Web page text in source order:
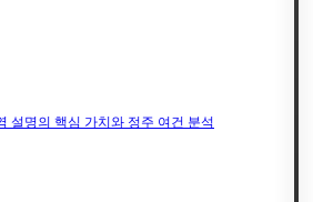
설명의 핵심 가치와 정주 여건 분석